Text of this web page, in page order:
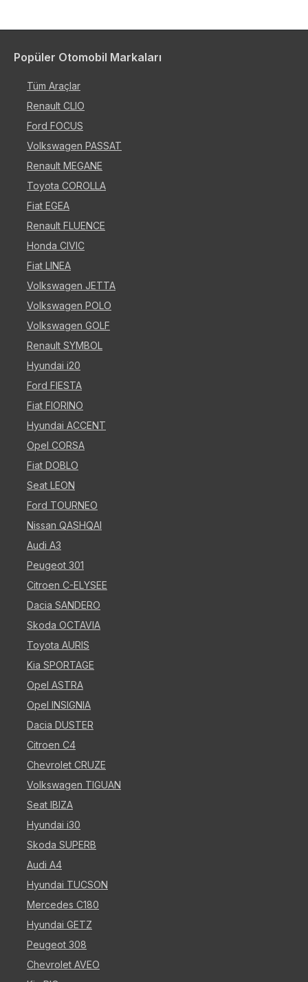
Popüler Otomobil Markaları
Tüm Araçlar
Renault CLIO
Ford FOCUS
Volkswagen PASSAT
Renault MEGANE
Toyota COROLLA
Fiat EGEA
Renault FLUENCE
Honda CIVIC
Fiat LINEA
Volkswagen JETTA
Volkswagen POLO
Volkswagen GOLF
Renault SYMBOL
Hyundai i20
Ford FIESTA
Fiat FIORINO
Hyundai ACCENT
Opel CORSA
Fiat DOBLO
Seat LEON
Ford TOURNEO
Nissan QASHQAI
Audi A3
Peugeot 301
Citroen C-ELYSEE
Dacia SANDERO
Skoda OCTAVIA
Toyota AURIS
Kia SPORTAGE
Opel ASTRA
Opel INSIGNIA
Dacia DUSTER
Citroen C4
Chevrolet CRUZE
Volkswagen TIGUAN
Seat IBIZA
Hyundai i30
Skoda SUPERB
Audi A4
Hyundai TUCSON
Mercedes C180
Hyundai GETZ
Peugeot 308
Chevrolet AVEO